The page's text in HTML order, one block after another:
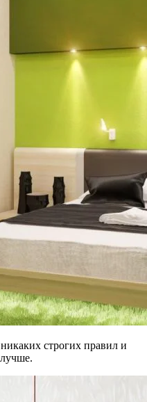
строгих правил и